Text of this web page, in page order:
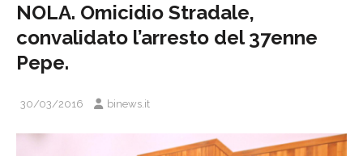
NOLA. Omicidio Stradale,
convalidato l’arresto del 37enne
Pepe.
30/03/2016 binews.it